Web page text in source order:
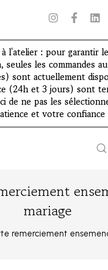
l'atelier : pour garantir
seules les commandes
sont actuellement
(24h et 3 jours) sont
de ne pas les
et votre confiance
mariage
remerciement